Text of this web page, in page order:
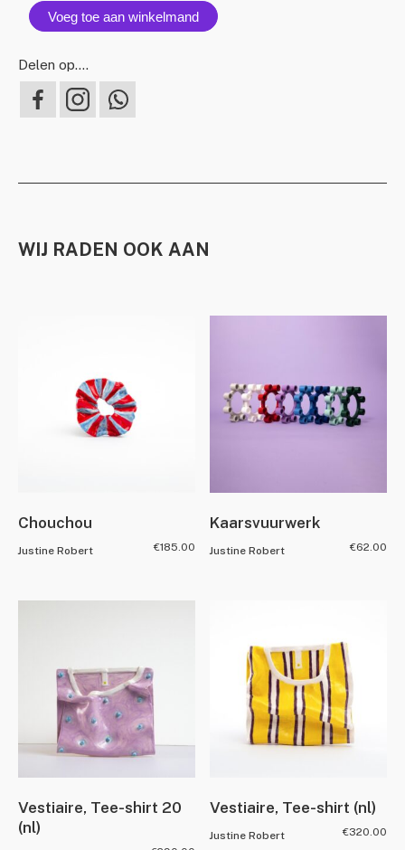
Voeg toe aan winkelmand
Delen op….
WIJ RADEN OOK AAN
Chouchou
Justine Robert €185.00
Kaarsvuurwerk
Justine Robert €62.00
Vestiaire, Tee-shirt 20
(nl)
Vestiaire, Tee-shirt (nl)
Justine Robert €320.00